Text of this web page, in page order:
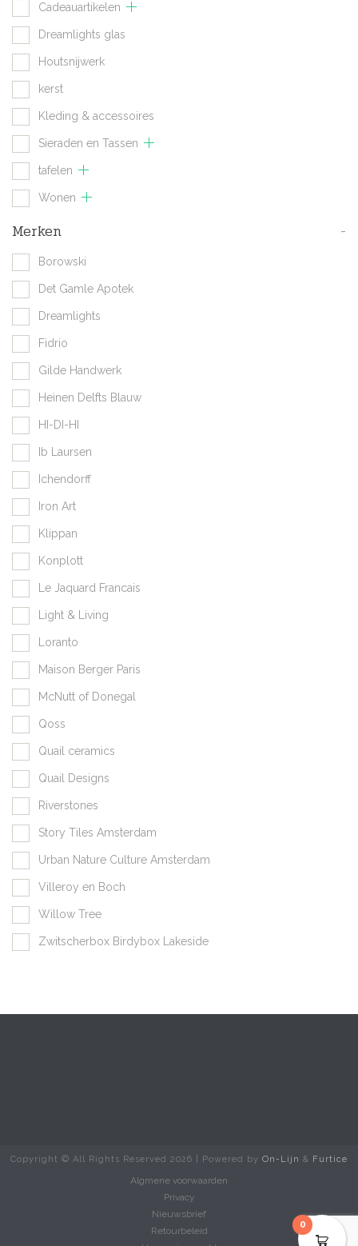
Cadeauartikelen
Dreamlights glas
Houtsnijwerk
kerst
Kleding & accessoires
Sieraden en Tassen
tafelen
Wonen
Merken -
Borowski
Det Gamle Apotek
Dreamlights
Fidrio
Gilde Handwerk
Heinen Delfts Blauw
HI-DI-HI
Ib Laursen
Ichendorff
Iron Art
Klippan
Konplott
Le Jaquard Francais
Light & Living
Loranto
Maison Berger Paris
McNutt of Donegal
Qoss
Quail ceramics
Quail Designs
Riverstones
Story Tiles Amsterdam
Urban Nature Culture Amsterdam
Villeroy en Boch
Willow Tree
Zwitscherbox Birdybox Lakeside
Copyright © All Rights Reserved 2026 | Powered by On-Lijn & Furtice
Algmene voorwaarden
Privacy
Nieuwsbrief
Retourbeleid
0